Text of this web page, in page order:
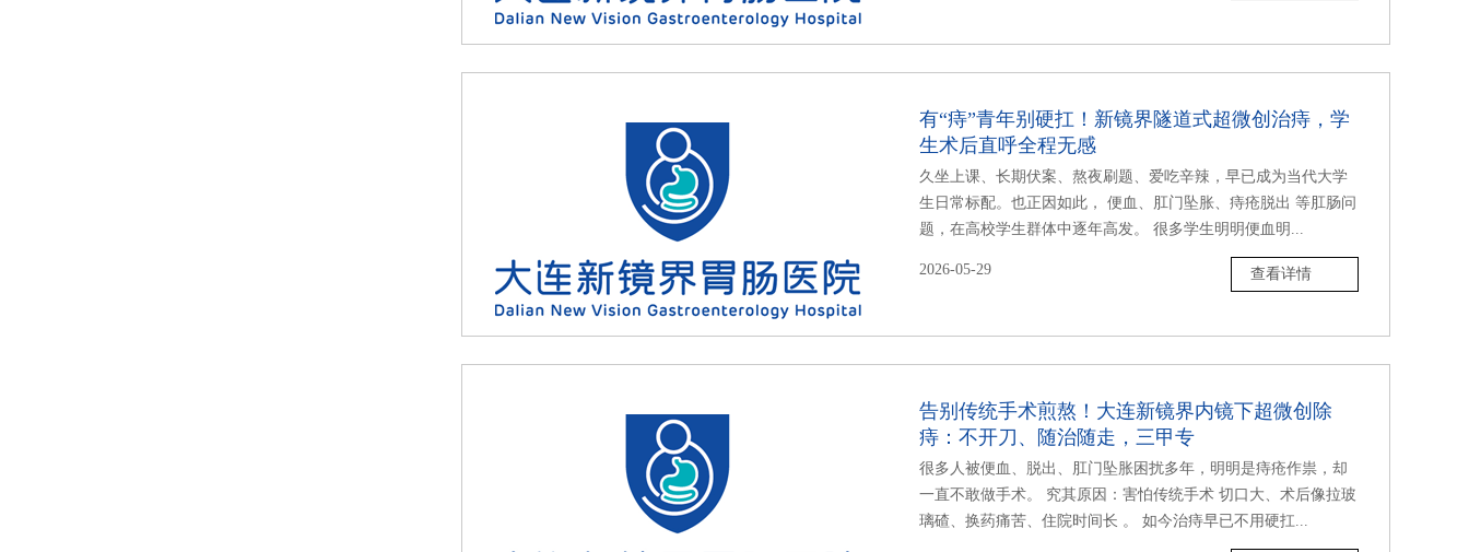
有“痔”青年别硬扛！新镜界隧道式超微创治痔，学
生术后直呼全程无感
久坐上课、长期伏案、熬夜刷题、爱吃辛辣，早已成为当代大学
生日常标配。也正因如此， 便血、肛门坠胀、痔疮脱出 等肛肠问
题，在高校学生群体中逐年高发。 很多学生明明便血明...
2026-05-29 查看详情
告别传统手术煎熬！大连新镜界内镜下超微创除
痔：不开刀、随治随走，三甲专
很多人被便血、脱出、肛门坠胀困扰多年，明明是痔疮作祟，却
一直不敢做手术。 究其原因：害怕传统手术 切口大、术后像拉玻
璃碴、换药痛苦、住院时间长 。 如今治痔早已不用硬扛...